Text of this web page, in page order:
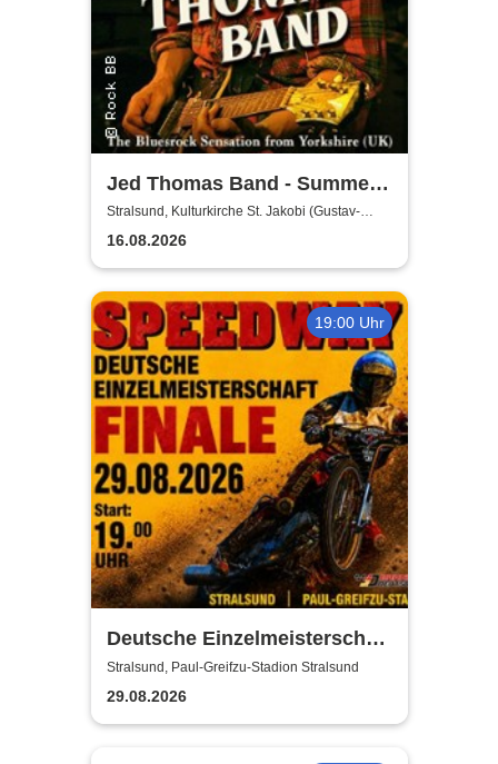
Jed Thomas Band - Summer
Tour 2026
Stralsund, Kulturkirche St. Jakobi (Gustav-
Adolf-Saal)
16.08.2026
19:00 Uhr
Deutsche Einzelmeisterschaft
Finale | MC Nordstern
Stralsund
Stralsund, Paul-Greifzu-Stadion Stralsund
29.08.2026